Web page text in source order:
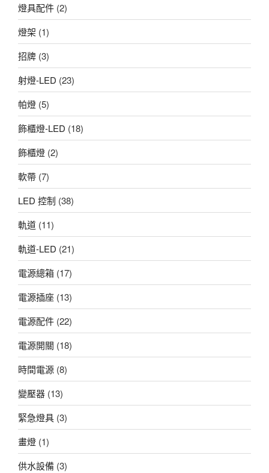
燈具配件 (2)
燈架 (1)
招牌 (3)
射燈-LED (23)
帕燈 (5)
飾櫃燈-LED (18)
飾櫃燈 (2)
軟帶 (7)
LED 控制 (38)
軌道 (11)
軌道-LED (21)
電源總箱 (17)
電源插座 (13)
電源配件 (22)
電源開關 (18)
時間電源 (8)
變壓器 (13)
緊急燈具 (3)
畫燈 (1)
供水設備 (3)